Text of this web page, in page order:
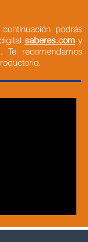
podrás
saberes.com y
Te recomendamos